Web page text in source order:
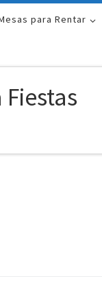
para Rentar